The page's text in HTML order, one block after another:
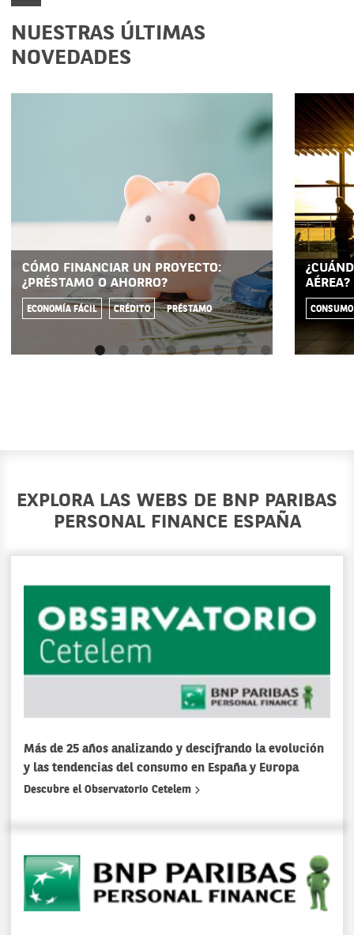
NUESTRAS ÚLTIMAS
NOVEDADES
CÓMO FINANCIAR UN PROYECTO:
¿PRÉSTAMO O AHORRO?
ECONOMÍA FÁCIL CRÉDITO PRÉSTAMO CONSUMO
EXPLORA LAS WEBS DE BNP PARIBAS
PERSONAL FINANCE ESPAÑA
Más de 25 años analizando y descifrando la evolución
y las tendencias del consumo en España y Europa
Descubre el Observatorio Cetelem